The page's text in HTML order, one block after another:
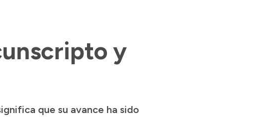
y
que su avance ha sido